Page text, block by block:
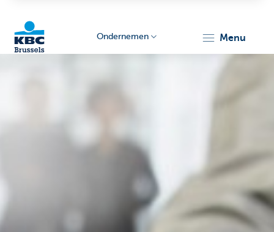
Ondernemen menu